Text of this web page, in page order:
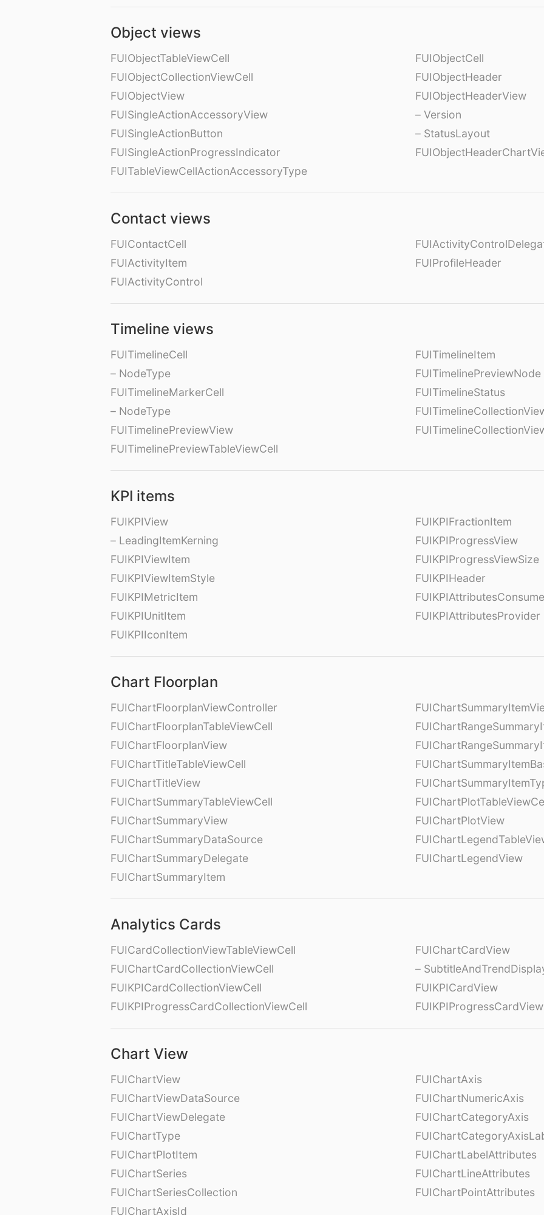
Object views
FUIObjectTableViewCell
FUIObjectCollectionViewCell
FUIObjectView
FUISingleActionAccessoryView
FUISingleActionButton
FUISingleActionProgressIndicator
FUITableViewCellActionAccessoryType
FUIObjectCell
FUIObjectHeader
FUIObjectHeaderView
– Version
– StatusLayout
Contact views
FUIContactCell
FUIActivityItem
FUIActivityControl
FUIProfileHeader
Timeline views
FUITimelineCell
– NodeType
FUITimelineMarkerCell
– NodeType
FUITimelinePreviewView
FUITimelinePreviewTableViewCell
FUITimelineItem
FUITimelinePreviewNode
FUITimelineStatus
KPI items
FUIKPIView
– LeadingItemKerning
FUIKPIViewItem
FUIKPIViewItemStyle
FUIKPIMetricItem
FUIKPIUnitItem
FUIKPIIconItem
FUIKPIFractionItem
FUIKPIProgressView
FUIKPIProgressViewSize
FUIKPIHeader
FUIKPIAttributesProvider
Chart Floorplan
FUIChartFloorplanViewController
FUIChartFloorplanTableViewCell
FUIChartFloorplanView
FUIChartTitleTableViewCell
FUIChartTitleView
FUIChartSummaryTableViewCell
FUIChartSummaryView
FUIChartSummaryDataSource
FUIChartSummaryDelegate
FUIChartSummaryItem
FUIChartPlotView
FUIChartLegendView
Analytics Cards
FUICardCollectionViewTableViewCell
FUIChartCardCollectionViewCell
FUIKPICardCollectionViewCell
FUIKPIProgressCardCollectionViewCell
FUIChartCardView
–
FUIKPICardView
FUIKPIProgressCardView
Chart View
FUIChartView
FUIChartViewDataSource
FUIChartViewDelegate
FUIChartType
FUIChartPlotItem
FUIChartSeries
FUIChartSeriesCollection
FUIChartAxisId
FUIChartAxis
FUIChartNumericAxis
FUIChartCategoryAxis
FUIChartLabelAttributes
FUIChartLineAttributes
FUIChartPointAttributes